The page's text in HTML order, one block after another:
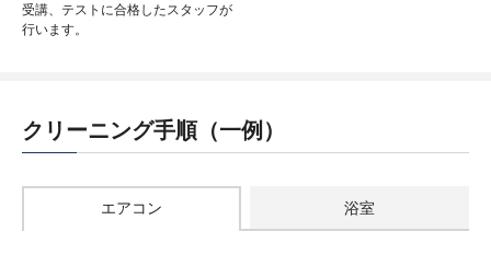
受講、テストに合格したスタッフが
行います。
クリーニング手順（一例）
エアコン 浴室